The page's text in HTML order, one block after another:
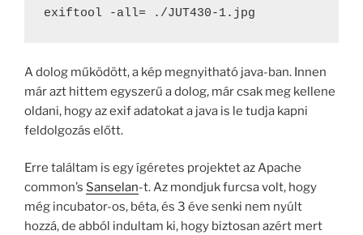
exiftool -all= ./JUT430-1.jpg
A dolog működött, a kép megnyitható java-ban. Innen
már azt hittem egyszerű a dolog, már csak meg kellene
oldani, hogy az exif adatokat a java is le tudja kapni
feldolgozás előtt.
Erre találtam is egy ígéretes projektet az Apache
common’s Sanselan-t. Az mondjuk furcsa volt, hogy
még incubator-os, béta, és 3 éve senki nem nyúlt
hozzá, de abból indultam ki, hogy biztosan azért mert